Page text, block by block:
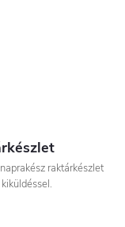
raktárkészlet